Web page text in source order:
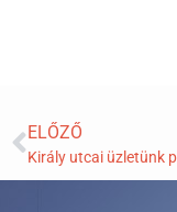
ELŐZŐ
Király utcai üzletünk